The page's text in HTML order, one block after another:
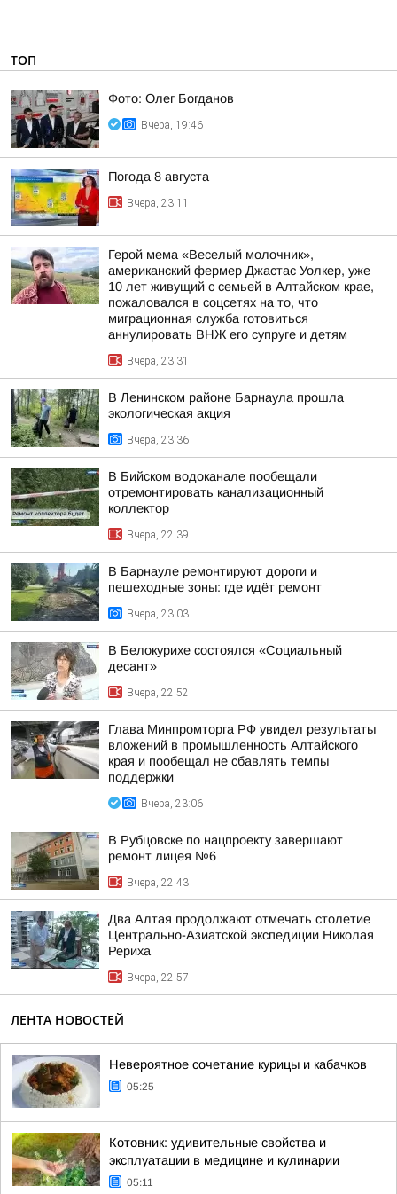
ТОП
Фото: Олег Богданов
Вчера, 19:46
Погода 8 августа
Вчера, 23:11
Герой мема «Веселый молочник»,
американский фермер Джастас Уолкер, уже
10 лет живущий с семьей в Алтайском крае,
пожаловался в соцсетях на то, что
миграционная служба готовиться
аннулировать ВНЖ его супруге и детям
Вчера, 23:31
В Ленинском районе Барнаула прошла
экологическая акция
Вчера, 23:36
В Бийском водоканале пообещали
отремонтировать канализационный
коллектор
Вчера, 22:39
В Барнауле ремонтируют дороги и
пешеходные зоны: где идёт ремонт
Вчера, 23:03
В Белокурихе состоялся «Социальный
десант»
Вчера, 22:52
Глава Минпромторга РФ увидел результаты
вложений в промышленность Алтайского
края и пообещал не сбавлять темпы
поддержки
Вчера, 23:06
В Рубцовске по нацпроекту завершают
ремонт лицея №6
Вчера, 22:43
Два Алтая продолжают отмечать столетие
Центрально-Азиатской экспедиции Николая
Рериха
Вчера, 22:57
ЛЕНТА НОВОСТЕЙ
Невероятное сочетание курицы и кабачков
05:25
Котовник: удивительные свойства и
эксплуатации в медицине и кулинарии
05:11